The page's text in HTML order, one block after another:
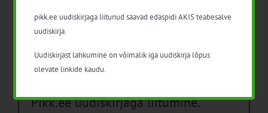
Arhiiv
Pikk.ee uudiskirjaga liitumine.
pikk.ee uudiskirjaga liitunud saavad edaspidi AKIS teabesalve
uudiskirja.
Uudiskirjast lahkumine on võimalik iga uudiskirja lõpus
olevate linkide kaudu.